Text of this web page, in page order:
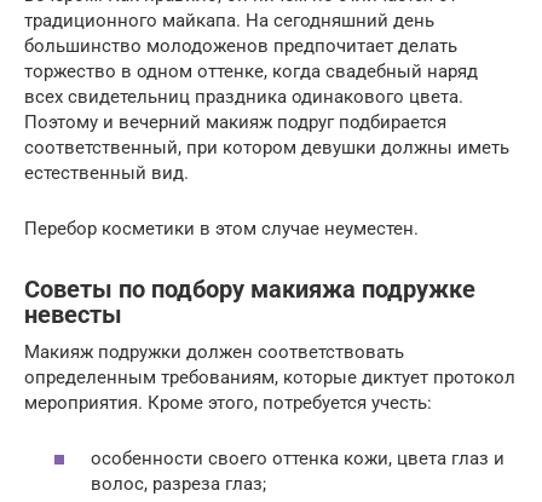
традиционного майкапа. На сегодняшний день
большинство молодоженов предпочитает делать
торжество в одном оттенке, когда свадебный наряд
всех свидетельниц праздника одинакового цвета.
Поэтому и вечерний макияж подруг подбирается
соответственный, при котором девушки должны иметь
естественный вид.
Перебор косметики в этом случае неуместен.
Советы по подбору макияжа подружке
невесты
Макияж подружки должен соответствовать
определенным требованиям, которые диктует протокол
мероприятия. Кроме этого, потребуется учесть:
особенности своего оттенка кожи, цвета глаз и
волос, разреза глаз;